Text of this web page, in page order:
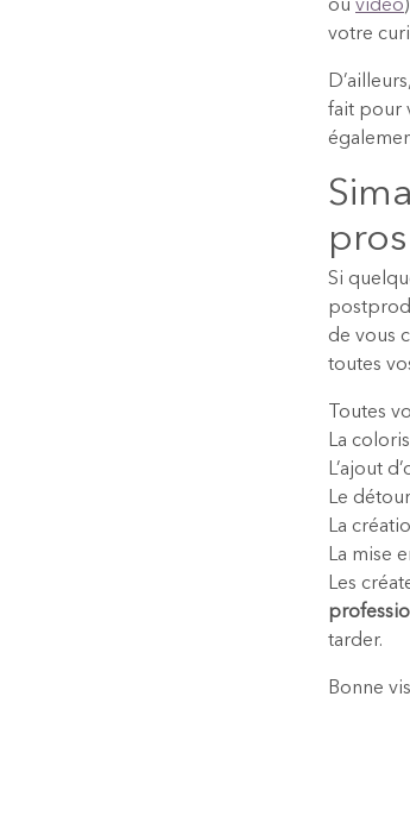
ou vidéo
votre
fait pour
Si
de vous
toutes
Toutes
La
L’ajout
Le
La
La mise
Les
tarder.
Bonne